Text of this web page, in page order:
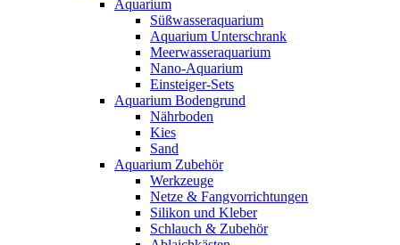
Aquarium
Süßwasseraquarium
Aquarium Unterschrank
Meerwasseraquarium
Nano-Aquarium
Einsteiger-Sets
Aquarium Bodengrund
Nährboden
Kies
Sand
Aquarium Zubehör
Werkzeuge
Netze & Fangvorrichtungen
Silikon und Kleber
Schlauch & Zubehör